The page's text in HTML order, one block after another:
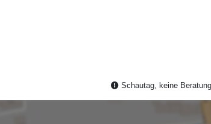
Schautag, keine